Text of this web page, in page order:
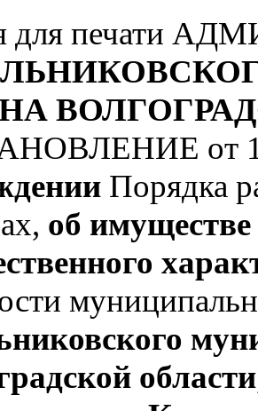
для печати
от
Порядка
об имуществе
области